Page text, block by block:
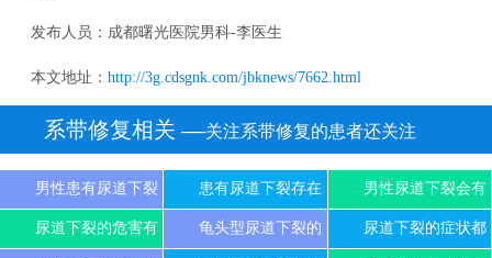
发布人员：成都曙光医院男科-李医生
本文地址： http://3g.cdsgnk.com/jbknews/7662.html
系带修复相关 ──关注系带修复的患者还关注
男性患有尿道下裂 患有尿道下裂存在 男性尿道下裂会有
尿道下裂的危害有 龟头型尿道下裂的 尿道下裂的症状都